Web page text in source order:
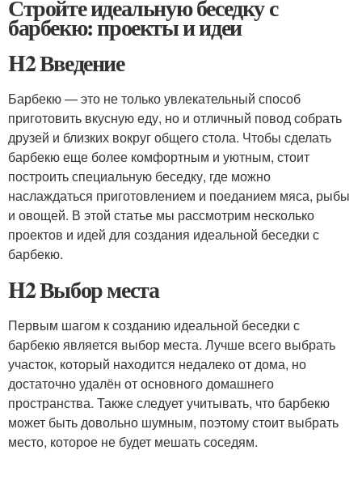
Стройте идеальную беседку с
барбекю: проекты и идеи
H2 Введение
Барбекю — это не только увлекательный способ
приготовить вкусную еду, но и отличный повод собрать
друзей и близких вокруг общего стола. Чтобы сделать
барбекю еще более комфортным и уютным, стоит
построить специальную беседку, где можно
наслаждаться приготовлением и поеданием мяса, рыбы
и овощей. В этой статье мы рассмотрим несколько
проектов и идей для создания идеальной беседки с
барбекю.
H2 Выбор места
Первым шагом к созданию идеальной беседки с
барбекю является выбор места. Лучше всего выбрать
участок, который находится недалеко от дома, но
достаточно удалён от основного домашнего
пространства. Также следует учитывать, что барбекю
может быть довольно шумным, поэтому стоит выбрать
место, которое не будет мешать соседям.